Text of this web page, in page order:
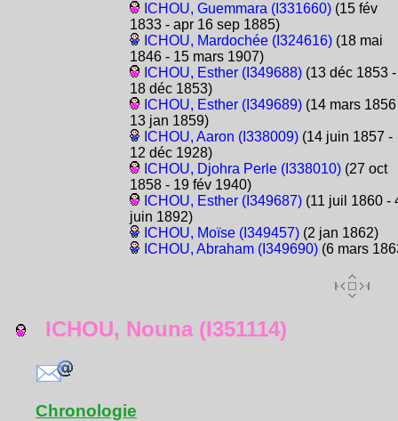
ICHOU, Guemmara (I331660)(15 fév
1833 - apr 16 sep 1885)
ICHOU, Mardochée (I324616)(18 mai
1846 - 15 mars 1907)
ICHOU, Esther (I349688)(13 déc 1853 -
18 déc 1853)
ICHOU, Esther (I349689)(14 mars 1856
13 jan 1859)
ICHOU, Aaron (I338009)(14 juin 1857 -
12 déc 1928)
ICHOU, Djohra Perle (I338010)(27 oct
1858 - 19 fév 1940)
ICHOU, Esther (I349687)(11 juil 1860 -
juin 1892)
ICHOU, Moïse (I349457)(2 jan 1862)
ICHOU, Abraham (I349690)(6 mars
ICHOU, Nouna (I351114)
Chronologie